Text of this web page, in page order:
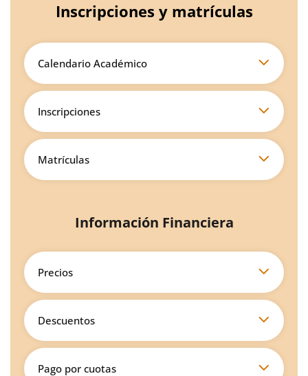
Inscripciones y matrículas
Calendario Académico
Inscripciones
Matrículas
Información Financiera
Precios
Descuentos
Pago por cuotas